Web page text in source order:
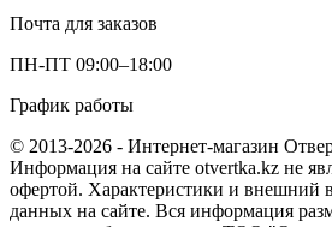
Почта для заказов
ПН-ПТ 09:00–18:00
График работы
© 2013-2026 - Интернет-магазин
Информация на сайте otvertka.kz не
офертой. Характеристики и внешний
данных на сайте. Вся информация